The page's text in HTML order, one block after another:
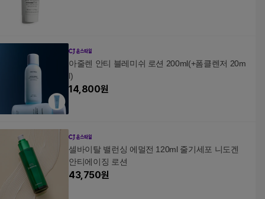
아줄렌 안티 블레미쉬 로션 200ml(+폼클렌저 20m
l)
14,800원
셀바이탈 밸런싱 에멀전 120ml 줄기세포 니도겐
안티에이징 로션
43,750원